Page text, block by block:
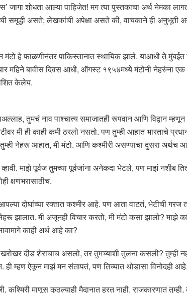
जागा शोधता आल्या पाहिजेत! मग त्या पुस्तकाचा अर्थ
समृद्धी असते; लेखकांची अपेक्षा असते की, वाचकाने ही अनुभूती
हे फाळणीनंतर पाकिस्तानात स्थायिक झाले. याआधी ते
महिने बावीस दिवस आधी, ऑगस्ट १९५४मध्ये मंटोंनी नेहरुंना
केलेय.
तुमचं नाव पाश्चात्य समाजातही रूपवान आणि विद्वान
मी ही काही कमी ठरलो नसतो. पण तुम्ही आहात भारताचे
नेहरू आहात, मी मंटो. आणि कश्मीरी असण्याचा दुसरा अर्थच
व्हावी. माझे पूर्वज तुमच्या पूर्वजांना अनेकदा भेटले, पण माझं नशीब
क्षणभरासाठीच.
दोघांच्या रक्तात कश्मीर आहे. पण आता वाटतं, भेटीची गरज
मी अजूनही विचार करतो, मी मंटो कसा झालो? माझे
काही अर्थ आहे का?
दीड शेराचाच असलो, तर तुमच्याशी तुलना कसली? तुम्ही
ही म्हण ऐकून माझं मन संतापतं, पण तिच्यात थोडासा विनोदही
कश्मिरी माणूस कुठल्याही मैदानात हरत नाही. राजकारणात